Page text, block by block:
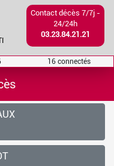
Contact décès 7/7j -
24/24h
03.23.84.21.21
16 connectés